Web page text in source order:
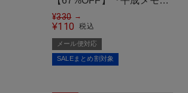
ー×SPINNS』缶バッジ＜メ
¥330 →
¥110 税込
メール便対応
SALEまとめ割対象